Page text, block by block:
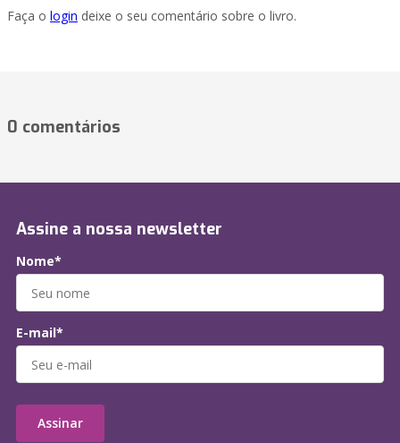
Faça o login deixe o seu comentário sobre o livro.
0 comentários
Assine a nossa newsletter
Nome*
E-mail*
Assinar